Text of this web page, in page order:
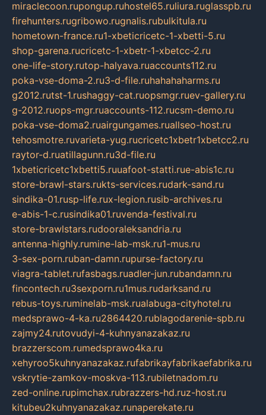
miraclecoon.rupongup.ruhostel65.ruliura.ruglasspb.ru
firehunters.rugribowo.rugnalis.rubulkitula.ru
hometown-france.ru1-xbeticricetc-1-xbetti-5.ru
shop-garena.rucricetc-1-xbetr-1-xbetcc-2.ru
one-life-story.rutop-halyava.ruaccounts112.ru
poka-vse-doma-2.ru3-d-file.ruhahahaharms.ru
g2012.rutst-1.rushaggy-cat.ruopsmgr.ruev-gallery.ru
g-2012.ruops-mgr.ruaccounts-112.rucsm-demo.ru
poka-vse-doma2.ruairgungames.ruallseo-host.ru
tehosmotre.ruvarieta-yug.rucricetc1xbetr1xbetcc2.ru
raytor-d.ruatillagunn.ru3d-file.ru
1xbeticricetc1xbetti5.ruuafoot-statti.rue-abis1c.ru
store-brawl-stars.rukts-services.rudark-sand.ru
sindika-01.rusp-life.rux-legion.rusib-archives.ru
e-abis-1-c.rusindika01.ruvenda-festival.ru
store-brawlstars.rudooraleksandria.ru
antenna-highly.rumine-lab-msk.ru1-mus.ru
3-sex-porn.ruban-damn.rupurse-factory.ru
viagra-tablet.rufasbags.ruadler-jun.rubandamn.ru
fincontech.ru3sexporn.ru1mus.rudarksand.ru
rebus-toys.ruminelab-msk.rualabuga-cityhotel.ru
medsprawo-4-ka.ru2864420.rublagodarenie-spb.ru
zajmy24.rutovudyi-4-kuhnyanazakaz.ru
brazzerscom.rumedsprawo4ka.ru
xehyroo5kuhnyanazakaz.rufabrikayfabrikaefabrika.ru
vskrytie-zamkov-moskva-113.rubiletnadom.ru
zed-online.rupimchax.rubrazzers-hd.ruz-host.ru
kitubeu2kuhnyanazakaz.runaperekate.ru